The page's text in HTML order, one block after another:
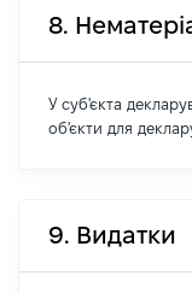
8.
У суб'єкта
об'єкти для
9. Видатки